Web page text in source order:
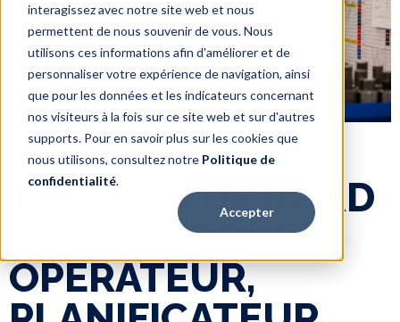
interagissez avec notre site web et nous
permettent de nous souvenir de vous. Nous
utilisons ces informations afin d'améliorer et de
personnaliser votre expérience de navigation, ainsi
que pour les données et les indicateurs concernant
nos visiteurs à la fois sur ce site web et sur d'autres
supports. Pour en savoir plus sur les cookies que
nous utilisons, consultez notre Politique de
confidentialité.
Accepter
BLOG
TABLEAU DE BORD
CNC PAR RÔLE :
OPÉRATEUR,